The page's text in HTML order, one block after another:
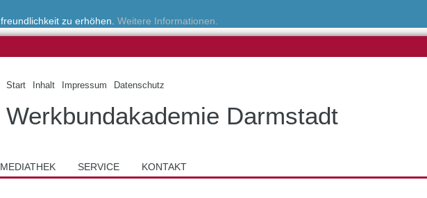
zu erhöhen. Weitere Informationen.
Start Inhalt Impressum Datenschutz
Werkbundakademie Darmstadt
MEDIATHEK SERVICE KONTAKT